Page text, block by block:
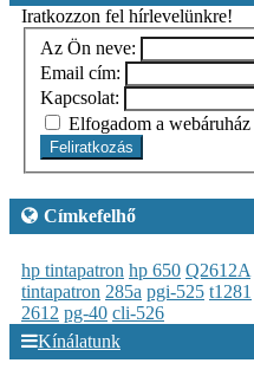
Iratkozzon fel hírlevelünkre!
Az Ön neve:
Email cím:
Kapcsolat:
Elfogadom a webáruház
Feliratkozás
Címkefelhő
hp tintapatron hp 650 Q2612A
tintapatron 285a pgi-525 t1281
2612 pg-40 cli-526
Kínálatunk